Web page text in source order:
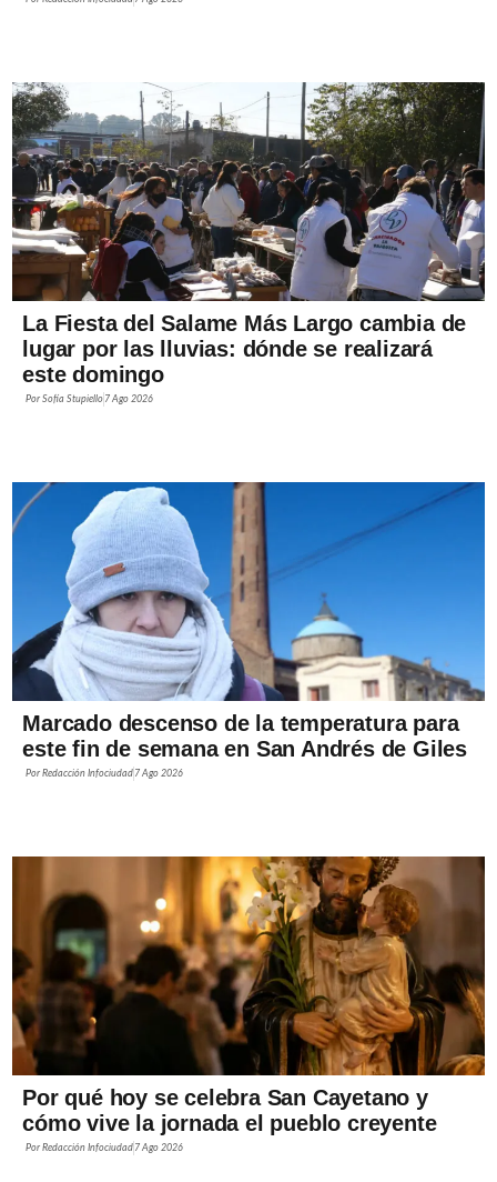
La Fiesta del Salame Más Largo cambia de
lugar por las lluvias: dónde se realizará
este domingo
PorSofía Stupiello 7 Ago 2026
Marcado descenso de la temperatura para
este fin de semana en San Andrés de Giles
PorRedacción Infociudad 7 Ago 2026
Por qué hoy se celebra San Cayetano y
cómo vive la jornada el pueblo creyente
PorRedacción Infociudad 7 Ago 2026